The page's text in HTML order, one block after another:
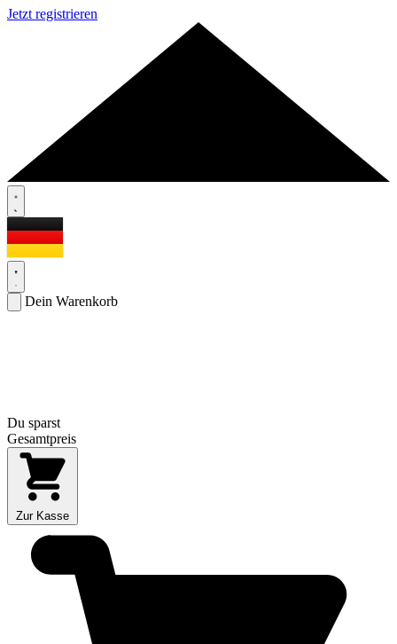
Jetzt registrieren
Dein Warenkorb
Du sparst
Gesamtpreis
Zur Kasse